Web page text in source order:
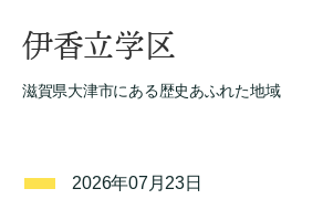
伊香立学区
滋賀県大津市にある歴史あふれた地域
2026年07月23日